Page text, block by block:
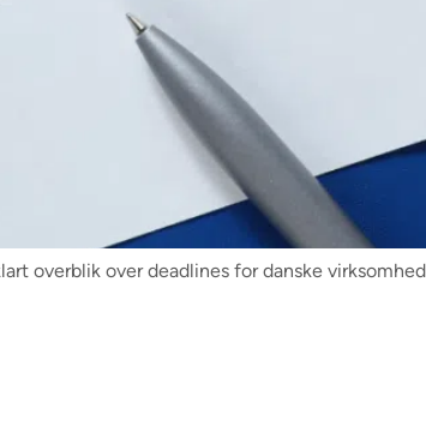
overblik over deadlines for danske